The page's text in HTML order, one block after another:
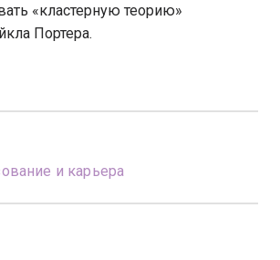
«кластерную теорию»
Портера.
и карьера